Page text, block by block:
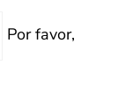
Por favor,